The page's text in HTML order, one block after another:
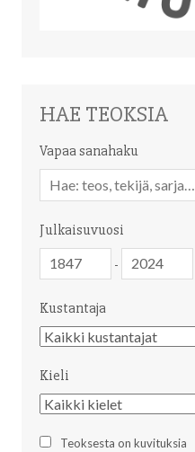
HAE TEOKSIA
Vapaa sanahaku
sanahaku
Julkaisuvuosi
-
Kustantaja
Kustantaja
Kieli
Kieli
Teoksesta on kuvituksia